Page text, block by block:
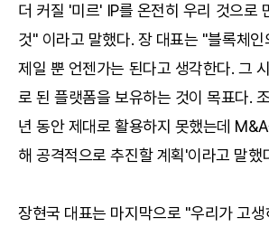
더 커질 '미르' IP를 온전히 우리 것으로
것" 이라고 말했다. 장 대표는 "블록체
제일 뿐 언젠가는 된다고 생각한다. 그
로 된 플랫폼을 보유하는 것이 목표다.
년 동안 제대로 활용하지 못했는데
해 공격적으로 추진할 계획'이라고 말했
장현국 대표는 마지막으로 "우리가 고생